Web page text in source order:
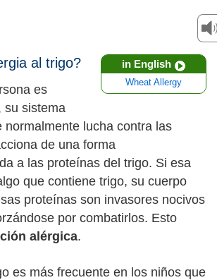
in English
Wheat Allergy
al trigo?
es
su sistema
normalmente lucha contra las
de una forma
a las proteínas del trigo. Si esa
que contiene trigo, su cuerpo
proteínas son invasores nocivos
por combatirlos. Esto
alérgica.
es más frecuente en los niños que